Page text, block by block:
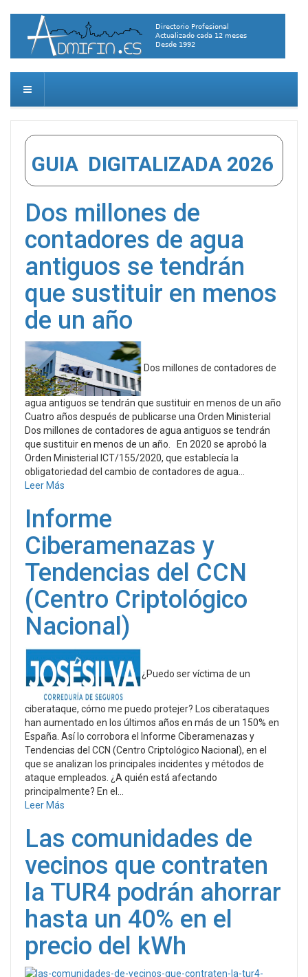
GUIA DIGITALIZADA 2026
Dos millones de
contadores de agua
antiguos se tendrán
que sustituir en menos
de un año
Dos millones de contadores de
agua antiguos se tendrán que sustituir en menos de un año
Cuatro años después de publicarse una Orden Ministerial
Dos millones de contadores de agua antiguos se tendrán
que sustituir en menos de un año. En 2020 se aprobó la
Orden Ministerial ICT/155/2020, que establecía la
obligatoriedad del cambio de contadores de agua...
Leer Más
Informe
Ciberamenazas y
Tendencias del CCN
(Centro Criptológico
Nacional)
¿Puedo ser víctima de un
ciberataque, cómo me puedo protejer? Los ciberataques
han aumentado en los últimos años en más de un 150% en
España. Así lo corrobora el Informe Ciberamenazas y
Tendencias del CCN (Centro Criptológico Nacional), en el
que se analizan los principales incidentes y métodos de
ataque empleados. ¿A quién está afectando
principalmente? En el...
Leer Más
Las comunidades de
vecinos que contraten
la TUR4 podrán ahorrar
hasta un 40% en el
precio del kWh